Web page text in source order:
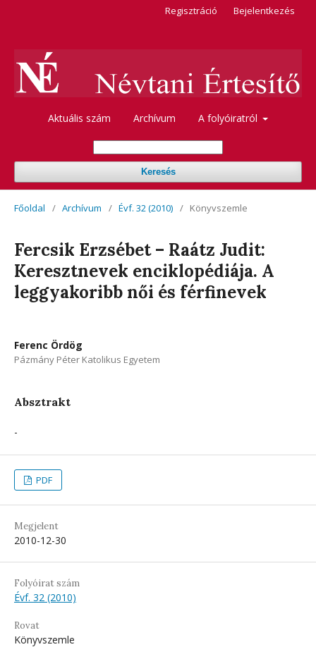
Aktuális szám Archívum A folyóiratról
Keresés
Regisztráció Bejelentkezés
Főoldal / Archívum / Évf. 32 (2010) / Könyvszemle
Fercsik Erzsébet – Raátz Judit:
Keresztnevek enciklopédiája. A
leggyakoribb női és férfinevek
Ferenc Ördög
Pázmány Péter Katolikus Egyetem
Absztrakt
-
PDF
Megjelent
2010-12-30
Folyóirat szám
Évf. 32 (2010)
Rovat
Könyvszemle